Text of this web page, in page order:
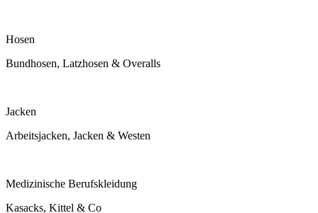
Hosen
Bundhosen, Latzhosen & Overalls
Jacken
Arbeitsjacken, Jacken & Westen
Medizinische Berufskleidung
Kasacks, Kittel & Co